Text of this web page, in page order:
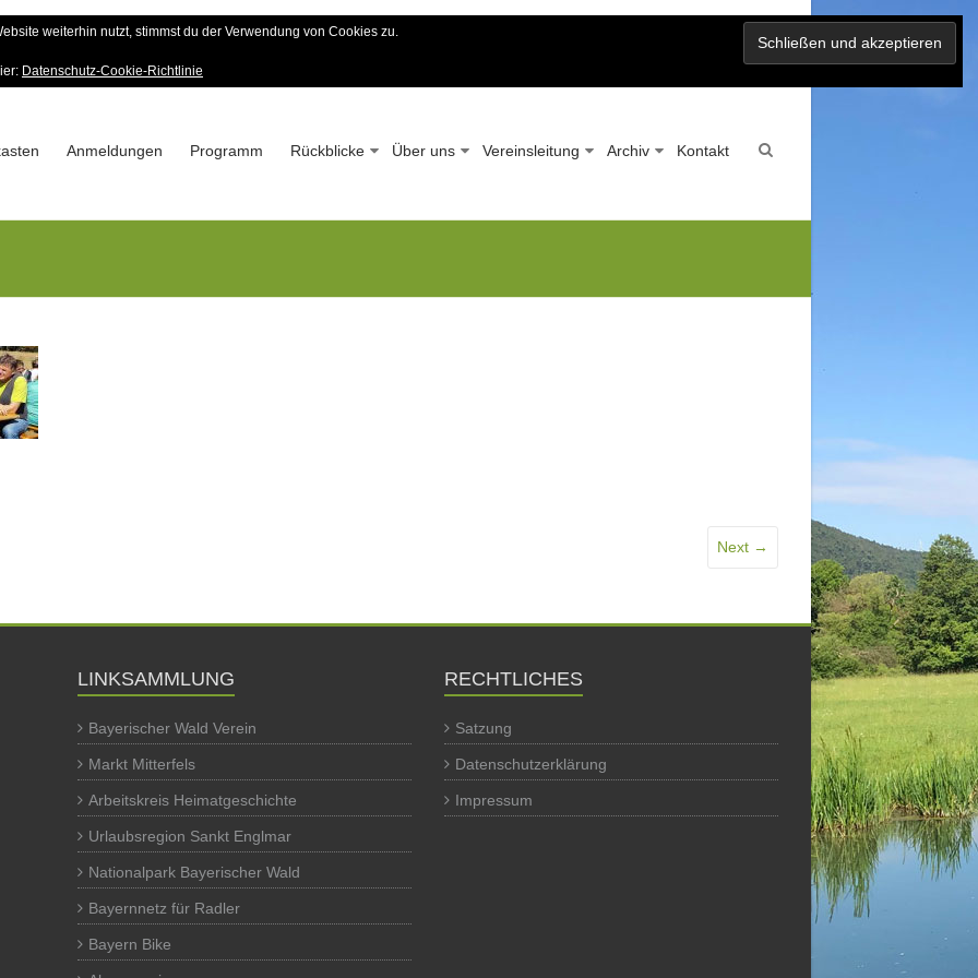
Wald-Verein
Seit 1963
Anmeldungen Programm Rückblicke Über uns Vereinsleitung Archiv Kontakt
Next →
LINKSAMMLUNG
Bayerischer Wald Verein
Markt Mitterfels
Arbeitskreis Heimatgeschichte
Urlaubsregion Sankt Englmar
Nationalpark Bayerischer Wald
Bayernnetz für Radler
Bayern Bike
RECHTLICHES
Satzung
Datenschutzerklärung
Impressum
weiterhin nutzt, stimmst du der Verwendung von Cookies zu.
Datenschutz-Cookie-Richtlinie